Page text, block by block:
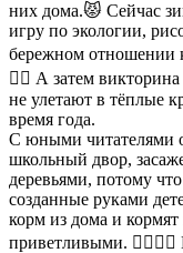
них дома.😾 Сейчас
игру по экологии,
бережном отношении
🙆‍♂️ А затем
не улетают в тёплые
время года.
С юными читателями
школьный двор,
деревьями, потому
созданные руками
корм из дома и
приветливыми. 🙋‍♂️🙋‍♀️